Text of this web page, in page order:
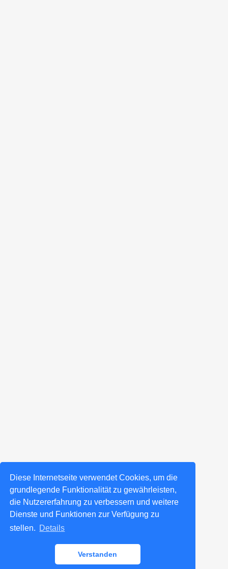
Diese Internetseite verwendet Cookies, um die
grundlegende Funktionalität zu gewährleisten,
die Nutzererfahrung zu verbessern und weitere
Dienste und Funktionen zur Verfügung zu
stellen. Details
Verstanden